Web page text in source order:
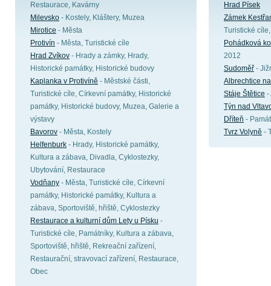
Restaurace, Kavárny
Milevsko - Kostely, Kláštery, Muzea
Mirotice - Města
Protivín - Města, Turistické cíle
Hrad Zvíkov - Hrady a zámky, Hrady,
Historické památky, Historické budovy
Kaplanka v Protivíně - Městské části,
Turistické cíle, Církevní památky, Historické
památky, Historické budovy, Muzea, Galerie a
výstavy
Bavorov - Města, Kostely
Helfenburk - Hrady, Historické památky,
Kultura a zábava, Divadla, Cyklostezky,
Ubytování, Restaurace
Vodňany - Města, Turistické cíle, Církevní
památky, Historické památky, Kultura a
zábava, Sportoviště, hřiště, Cyklostezky
Restaurace a kulturní dům Lety u Písku -
Turistické cíle, Památníky, Kultura a zábava,
Sportoviště, hřiště, Rekreační zařízení,
Restaurační, stravovací zařízení, Restaurace,
Obec
Hrad Písek
Zámek
Turistické
Pohádková
2012
Sudoměř -
Albrechtice
Stáje Štětice -
Týn nad
Dříteň -
Tvrz Volyně -